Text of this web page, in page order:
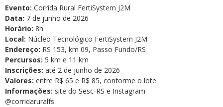
Evento: Corrida Rural FertiSystem J2M
Data: 7 de junho de 2026
Horário: 8h
Local: Núcleo Tecnológico FertiSystem J2M
Endereço: RS 153, km 09, Passo Fundo/RS
Percursos: 5 km e 11 km
Inscrições: até 2 de junho de 2026
Valores: entre R$ 65 e R$ 85, conforme o lote
Informações: site do Sesc-RS e Instagram
@corridaruralfs